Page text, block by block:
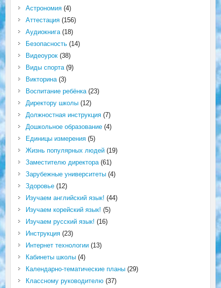
Астрономия(4)
Аттестация(156)
Аудиокнига(18)
Безопасность(14)
Видеоурок(38)
Виды спорта(9)
Викторина(3)
Воспитание ребёнка(23)
Директору школы(12)
Должностная инструкция(7)
Дошкольное образование(4)
Единицы измерения(5)
Жизнь популярных людей(19)
Заместителю директора(61)
Зарубежные университеты(4)
Здоровье(12)
Изучаем английский язык! (44)
Изучаем корейский язык! (5)
Изучаем русский язык! (16)
Инструкция(23)
Интернет технологии(13)
Кабинеты школы(4)
Календарно-тематические планы(29)
Классному руководителю(37)